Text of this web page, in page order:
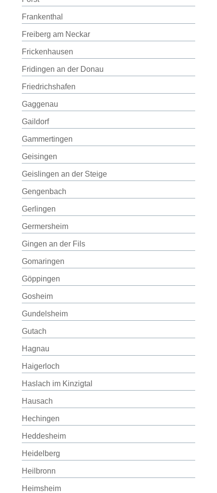
Frankenthal
Freiberg am Neckar
Frickenhausen
Fridingen an der Donau
Friedrichshafen
Gaggenau
Gaildorf
Gammertingen
Geisingen
Geislingen an der Steige
Gengenbach
Gerlingen
Germersheim
Gingen an der Fils
Gomaringen
Göppingen
Gosheim
Gundelsheim
Gutach
Hagnau
Haigerloch
Haslach im Kinzigtal
Hausach
Hechingen
Heddesheim
Heidelberg
Heilbronn
Heimsheim